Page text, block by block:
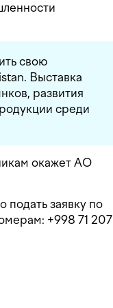
свою
Выставка
развития
среди
окажет АО
подать заявку по
+998 71 207